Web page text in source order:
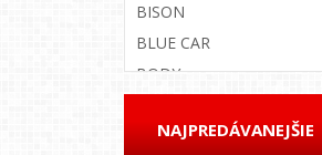
BISON
BLUE CAR
BODY
BOSS AUTO
NAJPREDÁVANEJŠIE